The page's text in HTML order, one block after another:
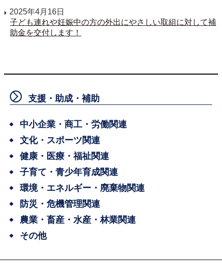
2025年4月16日
子ども連れや妊娠中の方の外出にやさしい取組に対して補
助金を交付します！
支援・助成・補助
中小企業・商工・労働関連
文化・スポーツ関連
健康・医療・福祉関連
子育て・青少年育成関連
環境・エネルギー・廃棄物関連
防災・危機管理関連
農業・畜産・水産・林業関連
その他